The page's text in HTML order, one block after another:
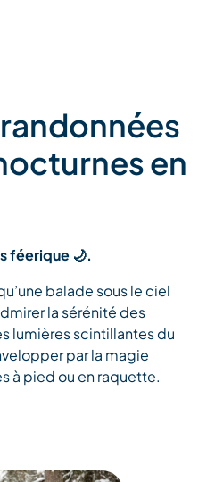
en
féerique 🌙.
balade sous le ciel
la sérénité des
lumières scintillantes du
par la magie
à pied ou en raquette.